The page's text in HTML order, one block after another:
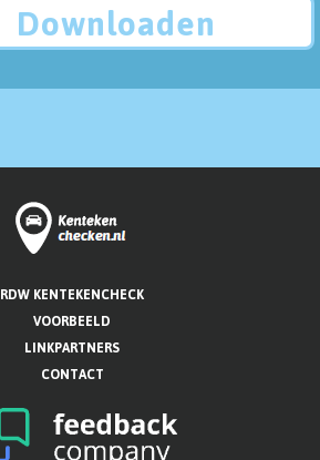
Downloaden
RDW KENTEKENCHECK
VOORBEELD
LINKPARTNERS
CONTACT